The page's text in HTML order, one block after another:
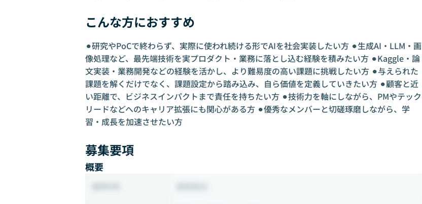
こんな方におすすめ
⚫︎研究やPoCで終わらず、実際に使われ続ける形でAIを社会実装したい方 ⚫︎生成AI・LLM・画
像処理など、最先端技術を実プロダクト・業務に落とし込む経験を積みたい方 ⚫︎Kaggle・論
文実装・業務開発などの経験を活かし、より難易度の高い課題に挑戦したい方 ⚫︎与えられた
課題を解くだけでなく、課題設定から踏み込み、自ら価値を定義していきたい方 ⚫︎顧客と近
い距離で、ビジネスインパクトまで責任を持ちたい方 ⚫︎技術力を軸にしながら、PMやテック
リードなどへのキャリア拡張にも関心がある方 ⚫︎優秀なメンバーと切磋琢磨しながら、学
習・成長を加速させたい方
募集要項
概要